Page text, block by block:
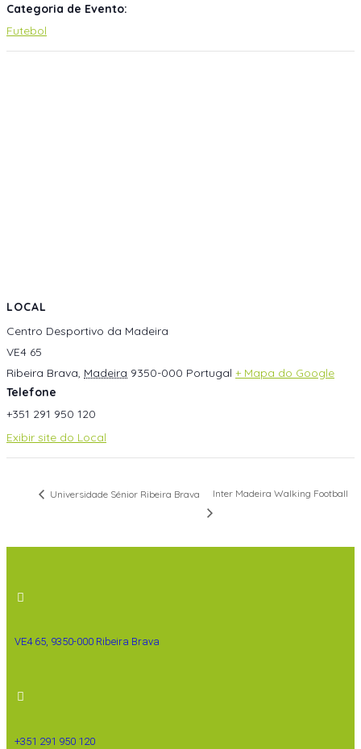
Categoria de Evento:
Futebol
LOCAL
Centro Desportivo da Madeira
VE4 65
Ribeira Brava, Madeira 9350-000 Portugal + Mapa do Google
Telefone
+351 291 950 120
Exibir site do Local
Universidade Sénior Ribeira Brava Inter Madeira Walking Football
VE4 65, 9350-000 Ribeira Brava
+351 291 950 120